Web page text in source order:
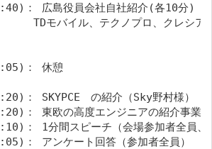
： 広島役員会社自社紹介(各10分)
テクノプロ、クレシア、
： 休憩
SKYPCE　の紹介（Sky野村様）
： 東欧の高度エンジニアの紹介事業に
1分間スピーチ（会場参加者全員、
： アンケート回答（参加者全員）